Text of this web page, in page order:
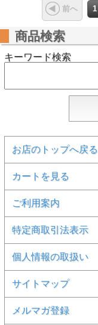
前へ 1
商品検索
キーワード検索
お店のトップへ戻る
カートを見る
ご利用案内
特定商取引法表示
個人情報の取扱い
サイトマップ
メルマガ登録